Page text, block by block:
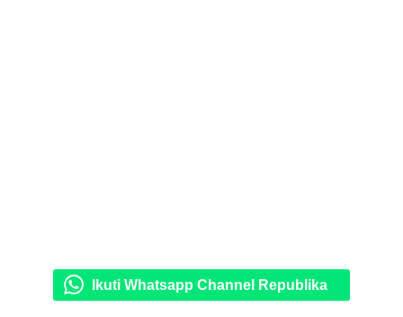
Ikuti Whatsapp Channel Republika